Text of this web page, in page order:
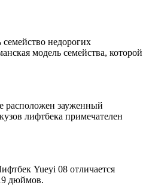
недорогих
модель семейства, которой
расположен зауженный
лифтбека примечателен
Yueyi 08 отличается
дюймов.